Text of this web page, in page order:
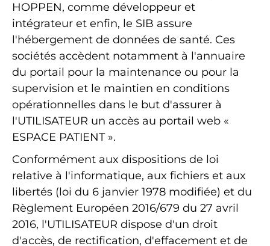
HOPPEN, comme développeur et
intégrateur et enfin, le SIB assure
l'hébergement de données de santé. Ces
sociétés accèdent notamment à l'annuaire
du portail pour la maintenance ou pour la
supervision et le maintien en conditions
opérationnelles dans le but d'assurer à
l'UTILISATEUR un accès au portail web «
ESPACE PATIENT ».
Conformément aux dispositions de loi
relative à l'informatique, aux fichiers et aux
libertés (loi du 6 janvier 1978 modifiée) et du
Règlement Européen 2016/679 du 27 avril
2016, l'UTILISATEUR dispose d'un droit
d'accès, de rectification, d'effacement et de